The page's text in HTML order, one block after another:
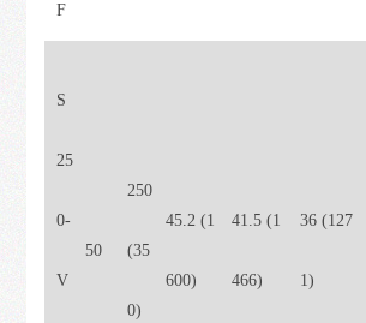
F
S
25
0-
V
50
250
(35
0)
45.2 (1
600)
41.5 (1
466)
36 (127
1)